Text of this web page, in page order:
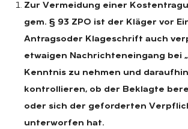
Zur Vermeidung einer
gem. § 93 ZPO ist der Kläger vor
Antragsoder Klageschrift auch
etwaigen Nachrichteneingang bei
Kenntnis zu nehmen und
kontrollieren, ob der Beklagte
oder sich der geforderten
unterworfen hat.